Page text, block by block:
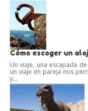
Cómo escoger un
Un viaje, una escapada
un viaje en pareja nos
y...